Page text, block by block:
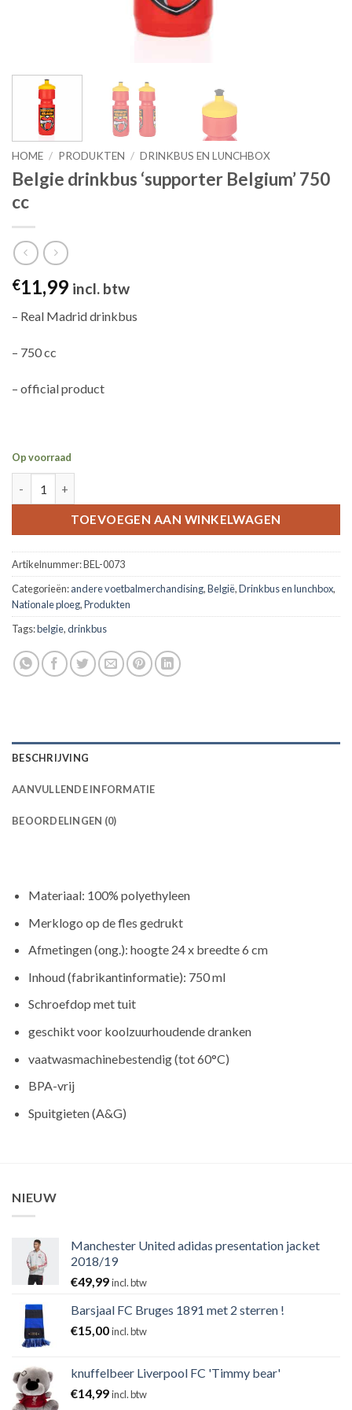
HOME / PRODUKTEN / DRINKBUS EN LUNCHBOX
Belgie drinkbus ‘supporter Belgium’ 750
cc
€11,99 incl. btw
– Real Madrid drinkbus
– 750 cc
– official product
Op voorraad
TOEVOEGEN AAN WINKELWAGEN
Artikelnummer:BEL-0073
Categorieën:andere voetbalmerchandising,België,Drinkbus en lunchbox,
Nationale ploeg,Produkten
Tags:belgie,drinkbus
BESCHRIJVING
AANVULLENDE INFORMATIE
BEOORDELINGEN (0)
Materiaal: 100% polyethyleen
Merklogo op de fles gedrukt
Afmetingen (ong.): hoogte 24 x breedte 6 cm
Inhoud (fabrikantinformatie): 750 ml
Schroefdop met tuit
geschikt voor koolzuurhoudende dranken
vaatwasmachinebestendig (tot 60°C)
BPA-vrij
Spuitgieten (A&G)
NIEUW
Manchester United adidas presentation jacket
2018/19
€49,99incl. btw
Barsjaal FC Bruges 1891 met 2 sterren !
€15,00incl. btw
knuffelbeer Liverpool FC 'Timmy bear'
€14,99incl. btw